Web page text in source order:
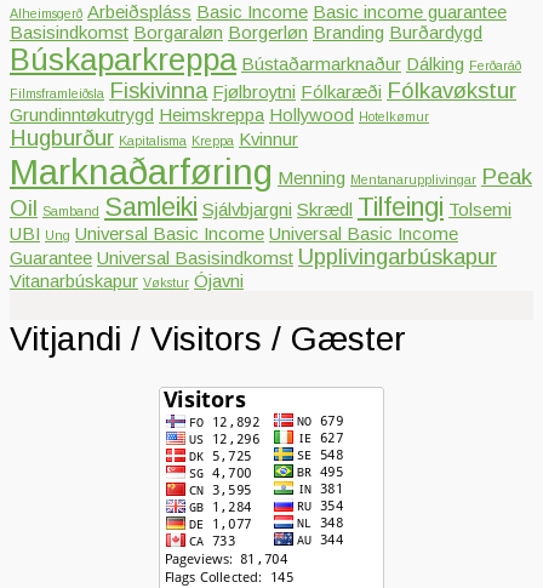
Alheimsgerð Arbeiðspláss Basic Income Basic income guarantee
Basisindkomst Borgaraløn Borgerløn Branding Burðardygd
Búskaparkreppa Bústaðarmarknaður Dálking Ferðaráð
Filmsframleiðsla Fiskivinna Fjølbroytni Fólkaræði Fólkavøkstur
Grundinntøkutrygd Heimskreppa Hollywood Hotelkømur
Hugburður Kapitalisma Kreppa Kvinnur
Marknaðarføring Menning Mentanarupplivingar Peak
Oil Samband Samleiki Sjálvbjargni Skrædl Tilfeingi Tolsemi
UBI Ung Universal Basic Income Universal Basic Income
Guarantee Universal Basisindkomst Upplivingarbúskapur
Vitanarbúskapur Vøkstur Ójavni
Vitjandi / Visitors / Gæster